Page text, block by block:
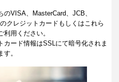
VISA、MasterCard、JCB、
クレジットカードもしくはこれら
用ください。
ード情報はSSLにて暗号化されま
。